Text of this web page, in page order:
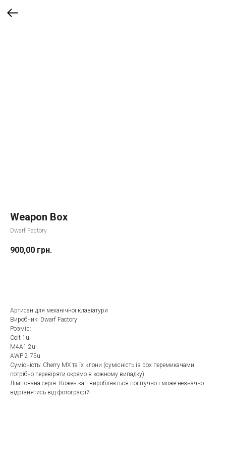
Weapon Box
Dwarf Factory
900,00 грн.
Артисан для механічної клавіатури
Виробник: Dwarf Factory
Розмір:
Colt 1u
M4A1 2u
AWP 2.75u
Сумісність: Cherry MX та їх клони (сумісність із box перемикачами
потрібно перевіряти окремо в кожному випадку).
Лімітована серія. Кожен кап виробляється поштучно і може незначно
відрізнятись від фотографій